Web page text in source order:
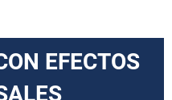
EFECTOS